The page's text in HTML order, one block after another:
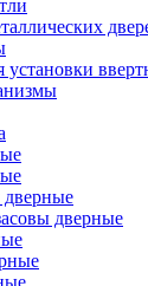
дверные